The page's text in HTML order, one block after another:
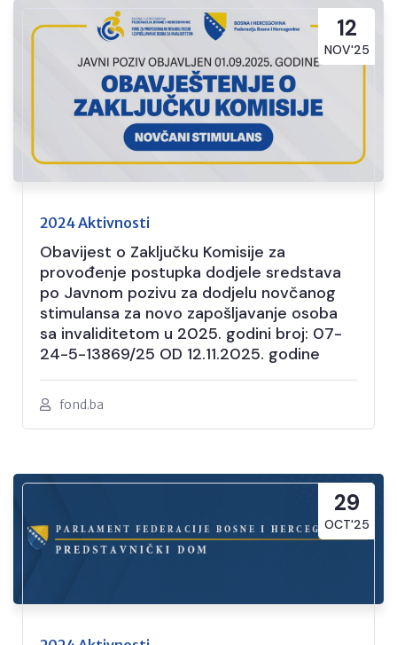
12
NOV'25
2024 Aktivnosti
Obavijest o Zaključku Komisije za
provođenje postupka dodjele sredstava
po Javnom pozivu za dodjelu novčanog
stimulansa za novo zapošljavanje osoba
sa invaliditetom u 2025. godini broj: 07-
24-5-13869/25 OD 12.11.2025. godine
fond.ba
29
OCT'25